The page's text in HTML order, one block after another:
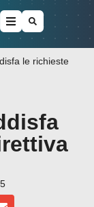
le richieste